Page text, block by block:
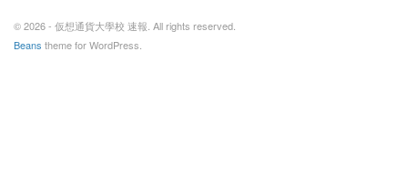
© 2026 - 仮想通貨大學校 速報. All rights reserved.
Beans theme for WordPress.